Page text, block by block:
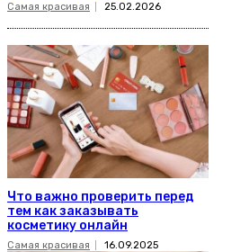
Самая красивая 25.02.2026
Что важно проверить перед
тем как заказывать
косметику онлайн
Самая красивая 16.09.2025